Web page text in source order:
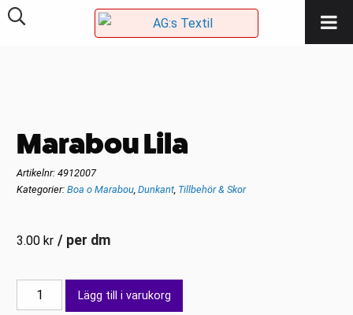
Marabou Lila
Artikelnr:4912007
Kategorier:Boa o Marabou,Dunkant, Tillbehör & Skor
3.00kr / per dm
Marabou
Lila
Lägg till i varukorg